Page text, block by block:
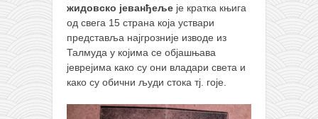
жидовско јеванђеље је кратка књига
од свега 15 страна која уствари
представља најгрозније изводе из
Талмуда у којима се објашњава
јеврејима како су они владари света и
како су обични људи стока тј. гоје.